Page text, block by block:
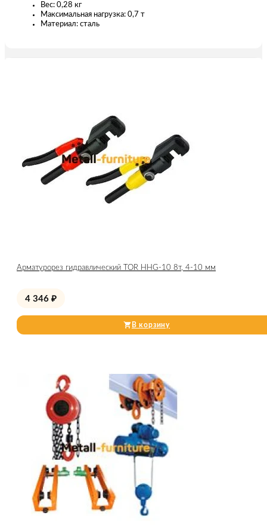
Вес: 0,28 кг
Максимальная нагрузка: 0,7 т
Материал: сталь
Арматурорез гидравлический TOR HHG-10 8т, 4-10 мм
4 346 ₽
В корзину